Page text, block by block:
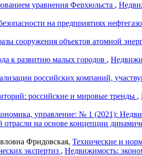
уравнения Ферхюльста ,
на предприятиях
сооружения объектов атомной
к развитию малых городов ,
российских компаний,
российские и мировые тренды ,
управление: № 1 (2021):
на основе концепции
Фридовская, Технические и
экспертиз , Недвижимость: